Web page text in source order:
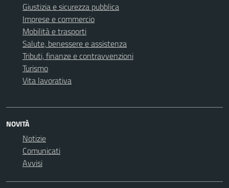
Giustizia e sicurezza pubblica
Imprese e commercio
Mobilità e trasporti
Salute, benessere e assistenza
Tributi, finanze e contravvenzioni
Turismo
Vita lavorativa
NOVITÀ
Notizie
Comunicati
Avvisi